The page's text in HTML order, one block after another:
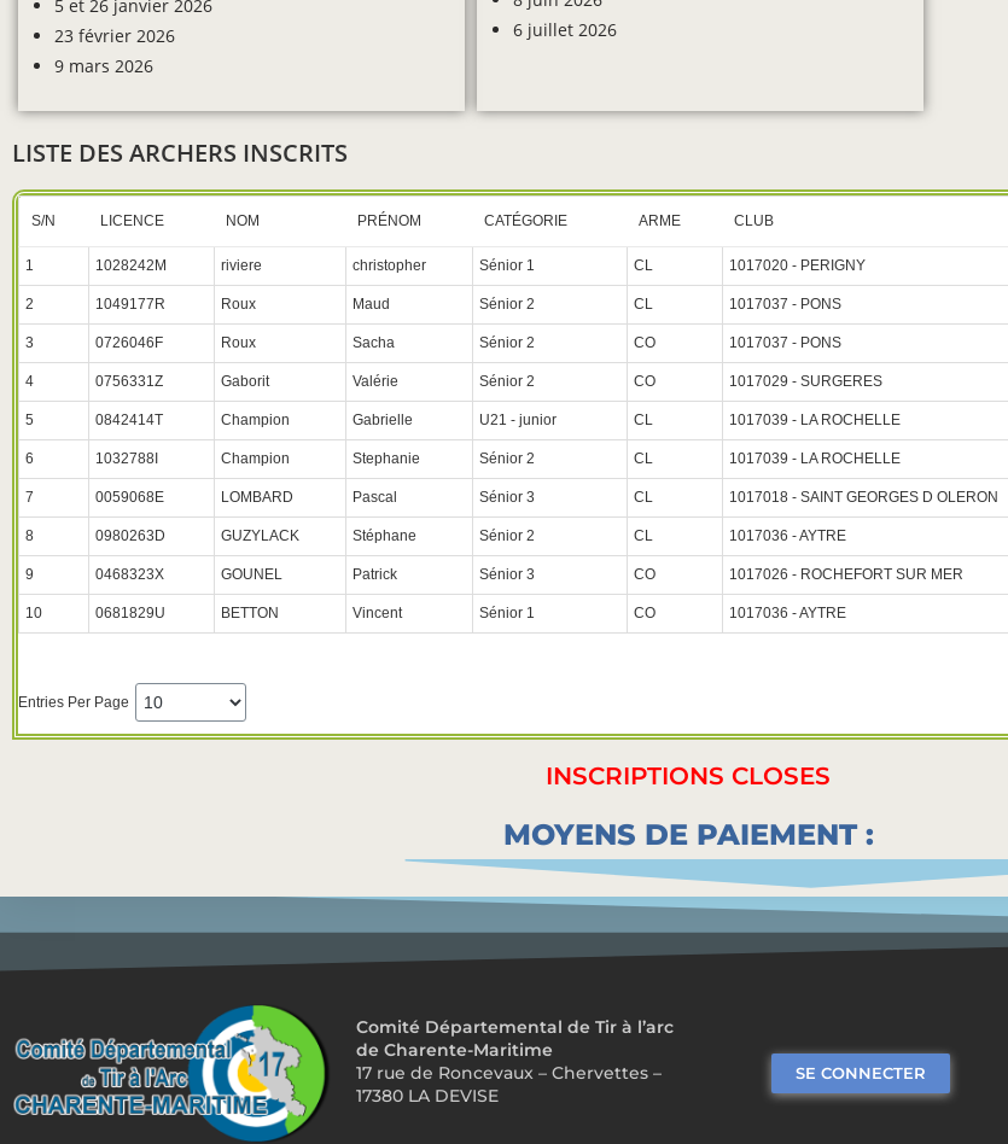
5 et 26 janvier 2026
23 février 2026
9 mars 2026
6 juillet 2026
LISTE DES ARCHERS INSCRITS
S/N LICENCE NOM PRÉNOM CATÉGORIE ARME CLUB
1 1028242M riviere christopher Sénior 1 CL 1017020 - PERIGNY
2 1049177R Roux Maud Sénior 2 CL 1017037 - PONS
3 0726046F Roux Sacha Sénior 2 CO 1017037 - PONS
4 0756331Z Gaborit Valérie Sénior 2 CO 1017029 - SURGERES
5 0842414T Champion Gabrielle U21 - junior CL 1017039 - LA ROCHELLE
6 1032788I Champion Stephanie Sénior 2 CL 1017039 - LA ROCHELLE
7 0059068E LOMBARD Pascal Sénior 3 CL 1017018 - SAINT GEORGES D OLERON
8 0980263D GUZYLACK Stéphane Sénior 2 CL 1017036 - AYTRE
9 0468323X GOUNEL Patrick Sénior 3 CO 1017026 - ROCHEFORT SUR MER
10 0681829U BETTON Vincent Sénior 1 CO 1017036 - AYTRE
Entries Per Page
INSCRIPTIONS CLOSES
MOYENS DE PAIEMENT :
Comité Départemental de Tir à l’arc
de Charente-Maritime
17 rue de Roncevaux – Chervettes –
17380 LA DEVISE
SE CONNECTER